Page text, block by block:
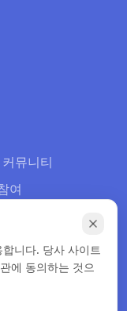
뮤니티
여
니다. 당사 사이트
에 동의하는 것으